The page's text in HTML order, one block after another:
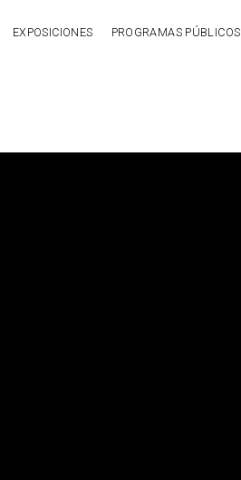
EXPOSICIONES PROGRAMAS PÚBLICOS